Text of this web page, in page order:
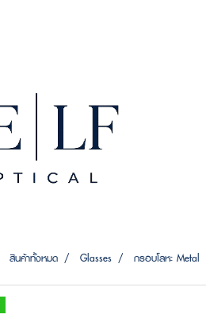
สินค้าทั้งหมด Glasses กรอบโลหะ Metal